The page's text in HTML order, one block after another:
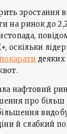
зростання
на ринок до
оскільки
покарати деяких
нафтовий
про більш
й слабкий